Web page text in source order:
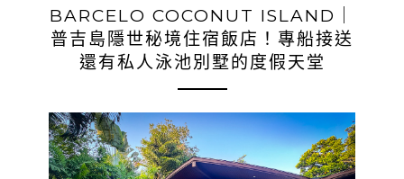
BARCELO COCONUT ISLAND｜
普吉島隱世秘境住宿飯店！專船接送
還有私人泳池別墅的度假天堂